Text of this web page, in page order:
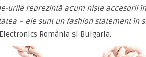
urile reprezintă acum niște accesorii
– ele sunt un fashion statement în
România și Bulgaria.